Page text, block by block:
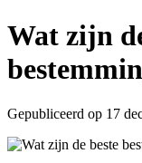
Wat zijn
Gepubliceerd op 17